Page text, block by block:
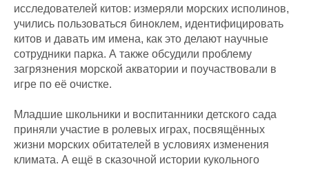
исследователей китов: измеряли морских исполинов,
учились пользоваться биноклем, идентифицировать
китов и давать им имена, как это делают научные
сотрудники парка. А также обсудили проблему
загрязнения морской акватории и поучаствовали в
игре по её очистке.
Младшие школьники и воспитанники детского сада
приняли участие в ролевых играх, посвящённых
жизни морских обитателей в условиях изменения
климата. А ещё в сказочной истории кукольного